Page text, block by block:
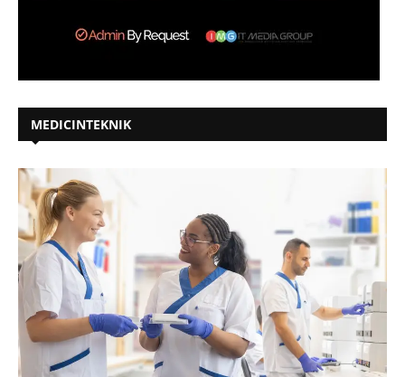
MEDICINTEKNIK